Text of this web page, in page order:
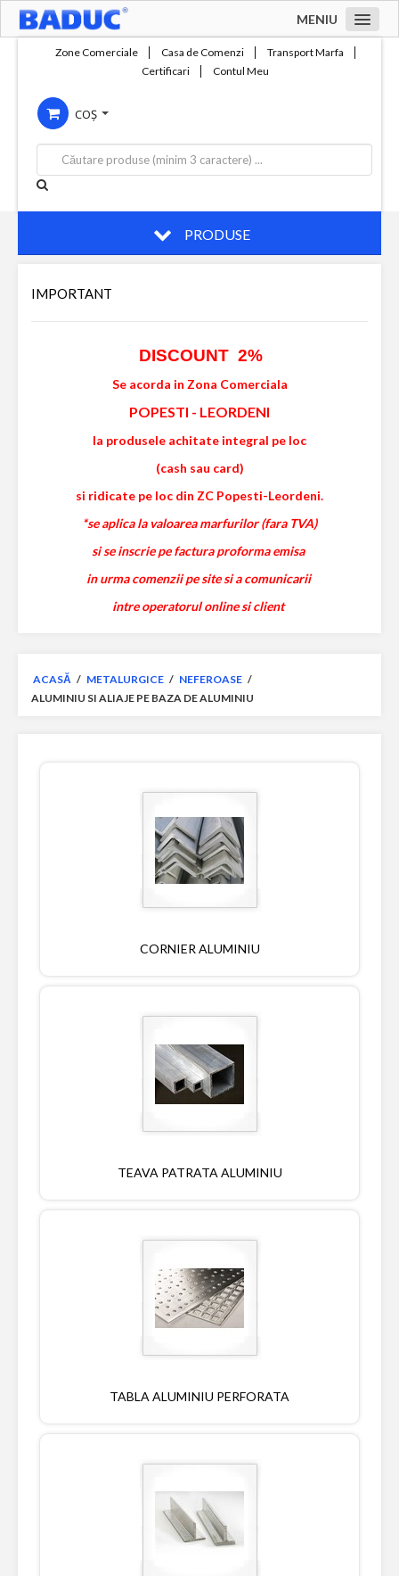
MENIU
Compania
Servicii
Productie
Contact
Zone Comerciale Casa de Comenzi
Transport Marfa
Certificari
Contul Meu
COȘ
PRODUSE
IMPORTANT
DISCOUNT 2%
Se acorda in Zona Comerciala
POPESTI - LEORDENI
la produsele achitate integral pe loc
(cash sau card)
si ridicate pe loc din ZC Popesti-Leordeni.
*se aplica la valoarea marfurilor (fara TVA)
si se inscrie pe factura proforma emisa
in urma comenzii pe site si a comunicarii
intre operatorul online si client
ACASĂ / METALURGICE / NEFEROASE /
ALUMINIU SI ALIAJE PE BAZA DE ALUMINIU
CORNIER ALUMINIU
TEAVA PATRATA ALUMINIU
TABLA ALUMINIU PERFORATA